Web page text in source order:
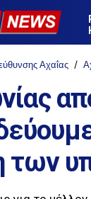
Αχαΐας
των